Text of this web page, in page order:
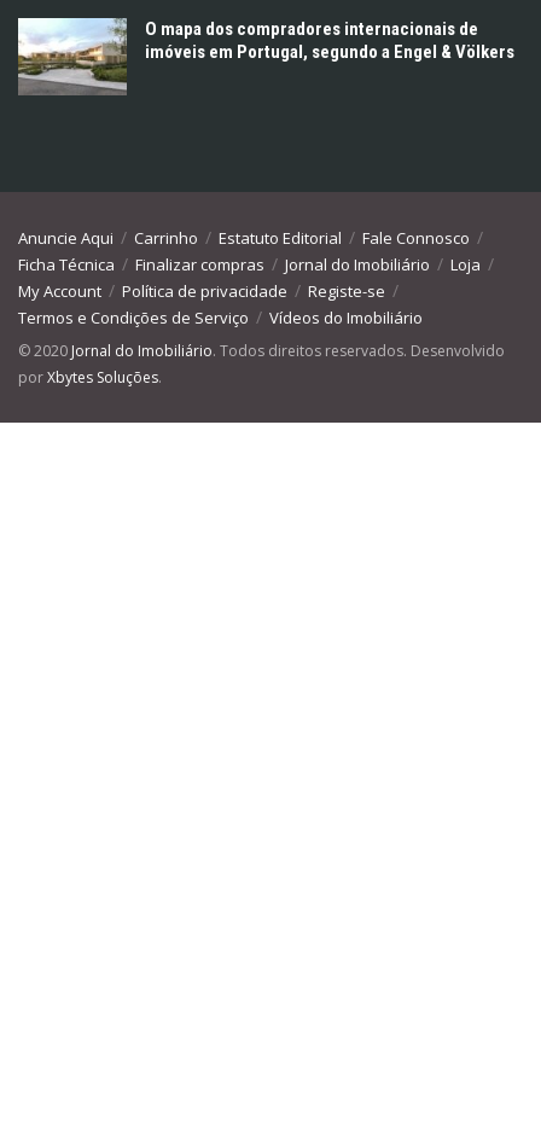
O mapa dos compradores internacionais de
imóveis em Portugal, segundo a Engel & Völkers
Anuncie Aqui Carrinho Estatuto Editorial
Fale Connosco
Ficha Técnica
Finalizar compras Jornal do Imobiliário
Loja
My Account
Política de privacidade
Registe-se
Termos e Condições de Serviço
Vídeos do Imobiliário
© 2020 Jornal do Imobiliário. Todos direitos reservados. Desenvolvido
porXbytes Soluções.